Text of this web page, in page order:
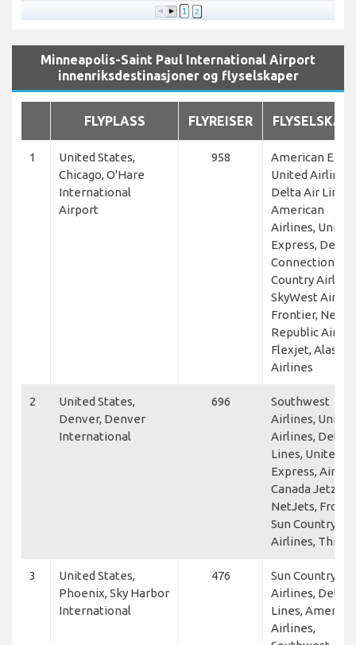
1 2
Minneapolis-Saint Paul International Airport
innenriksdestinasjoner og flyselskaper
FLYPLASS FLYREISER
1
United States,
Chicago, O'Hare
International
Airport
958
American
United Airlines,
Delta Air Lines,
American
Airlines, United
Express, Delta
Connection,
Country
SkyWest
Frontier,
Republic
Flexjet, Alaska
Airlines
2
United States,
Denver, Denver
International
696
Southwest
Airlines, United
Airlines, Delta
Lines, United
Express, Air
Canada Jetz,
NetJets,
Sun Country
Airlines, Thrive
3
United States,
Phoenix, Sky Harbor
International
476
Sun Country
Airlines, Delta
Lines,
Airlines,